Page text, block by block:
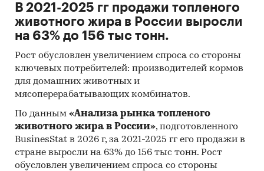
В 2021-2025 гг продажи топленого
животного жира в России выросли
на 63% до 156 тыс тонн.
Рост обусловлен увеличением спроса со стороны
ключевых потребителей: производителей кормов
для домашних животных и
мясоперерабатывающих комбинатов.
По данным «Анализа рынка топленого
животного жира в России», подготовленного
BusinesStat в 2026 г, за 2021-2025 гг его продажи в
стране выросли на 63% до 156 тыс тонн. Рост
обусловлен увеличением спроса со стороны